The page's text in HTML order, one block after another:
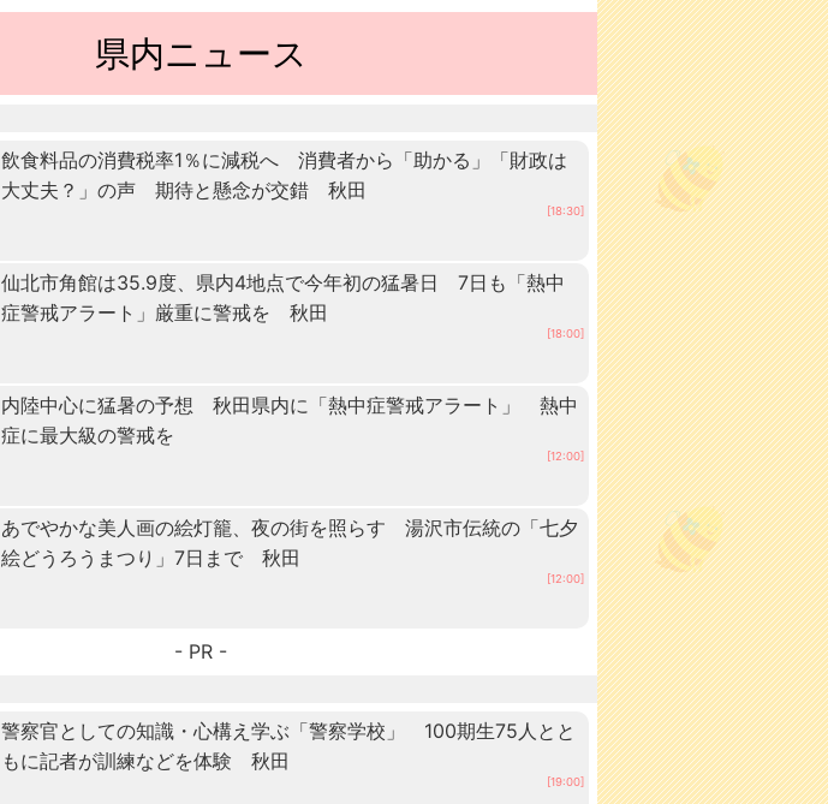
県内ニュース
飲食料品の消費税率1％に減税へ 消費者から「助かる」「財政は
大丈夫？」の声 期待と懸念が交錯 秋田
[18:30]
仙北市角館は35.9度、県内4地点で今年初の猛暑日 7日も「熱中
症警戒アラート」厳重に警戒を 秋田
[18:00]
内陸中心に猛暑の予想 秋田県内に「熱中症警戒アラート」 熱中
症に最大級の警戒を
[12:00]
あでやかな美人画の絵灯籠、夜の街を照らす 湯沢市伝統の「七夕
絵どうろうまつり」7日まで 秋田
[12:00]
- PR -
警察官としての知識・心構え学ぶ「警察学校」 100期生75人とと
もに記者が訓練などを体験 秋田
[19:00]